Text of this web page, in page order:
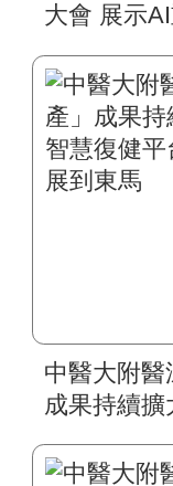
大會 展示
中醫大附醫
成果持續
東馬